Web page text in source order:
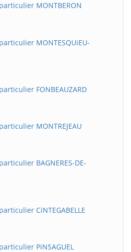
MONTBERON
MONTESQUiEU-
FONBEAUZARD
MONTREJEAU
BAGNERES-DE-
CiNTEGABELLE
PiNSAGUEL